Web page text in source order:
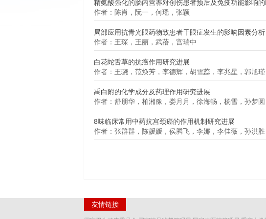
精氨酸强化的肠内营养对创伤患者预后及免疫功能影响
作者：陈肖，阮一，何瑶，张颖
局部应用抗青光眼药物致患者干眼症发生的影响因素分析
作者：王琛，王丽，武蓓，宫瑞中
白花蛇舌草的抗癌作用研究进展
作者：王骁，范焕芳，李德辉，胡雪蕊，李兆星，郭旭
禹白附的化学成分及药理作用研究进展
作者：舒朋华，柏湘豫，娄月月，徐海畅，杨雪，孙梦
8味临床常用中药抗宫颈癌的作用机制研究进展
作者：张群群，陈媛媛，侯腾飞，李娜，李佳薇，孙洪胜
友情链接